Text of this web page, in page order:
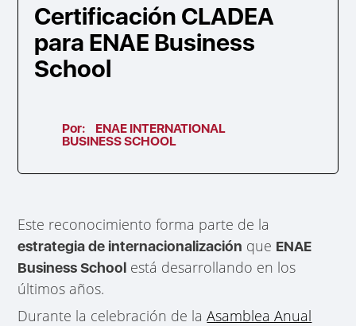
Certificación CLADEA
para ENAE Business
School
Por:
ENAE INTERNATIONAL
BUSINESS SCHOOL
Este reconocimiento forma parte de la
estrategia de internacionalización que ENAE
Business School está desarrollando en los
últimos años.
Durante la celebración de laAsamblea Anual